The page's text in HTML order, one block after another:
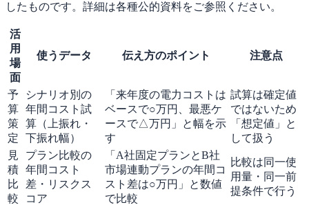
したものです。詳細は各種公的資料をご参照ください。
活
用
場
面
使うデータ 伝え方のポイント 注意点
予
算
策
定
シナリオ別の
年間コスト試
算（上振れ・
下振れ幅）
「来年度の電力コストは
ベースで○万円、最悪ケ
ースで△万円」と幅を示
す
試算は確定値
ではないため
「想定値」と
して扱う
見
積
比
較
プラン比較の
年間コスト
差・リスクス
コア
「A社固定プランとB社
市場連動プランの年間コ
スト差は○万円」と数値
で比較
比較は同一使
用量・同一前
提条件で行う